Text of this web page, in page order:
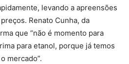
levando a apreensões
Renato Cunha, da
que “não é momento para
para etanol, porque já temos
mercado”.